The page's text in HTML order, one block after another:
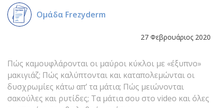
Ομάδα Frezyderm
27 Φεβρουάριος 2020
Πώς καμουφλάρονται οι μαύροι κύκλοι με «έξυπνο»
μακιγιάζ; Πώς καλύπτονται και καταπολεμώνται οι
δυσχρωμίες κάτω απ’ τα μάτια; Πώς μειώνονται
σακούλες και ρυτίδες; Τα μάτια σου στο video και όλες